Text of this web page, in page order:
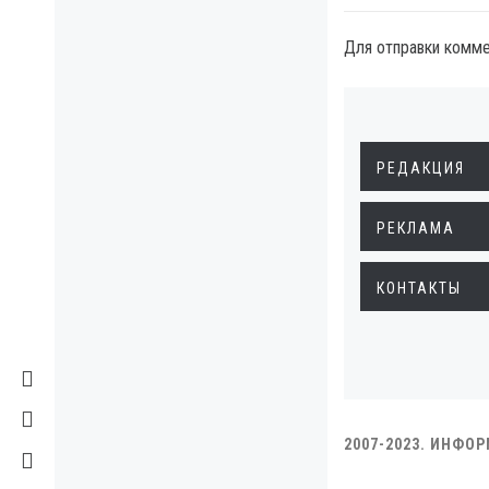
Для отправки
РЕДАКЦИЯ
РЕКЛАМА
КОНТАКТЫ
2007-2023.